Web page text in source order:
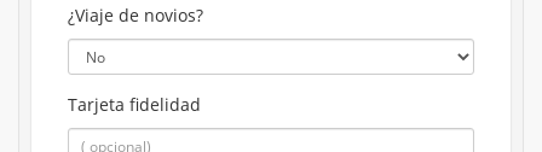
¿Viaje de novios?
Tarjeta fidelidad